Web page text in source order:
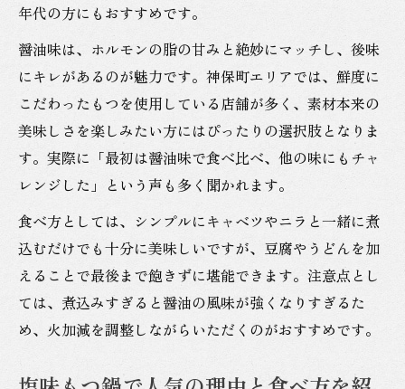
年代の方にもおすすめです。
醤油味は、ホルモンの脂の甘みと絶妙にマッチし、後味
にキレがあるのが魅力です。神保町エリアでは、鮮度に
こだわったもつを使用している店舗が多く、素材本来の
美味しさを楽しみたい方にはぴったりの選択肢となりま
す。実際に「最初は醤油味で食べ比べ、他の味にもチャ
レンジした」という声も多く聞かれます。
食べ方としては、シンプルにキャベツやニラと一緒に煮
込むだけでも十分に美味しいですが、豆腐やうどんを加
えることで最後まで飽きずに堪能できます。注意点とし
ては、煮込みすぎると醤油の風味が強くなりすぎるた
め、火加減を調整しながらいただくのがおすすめです。